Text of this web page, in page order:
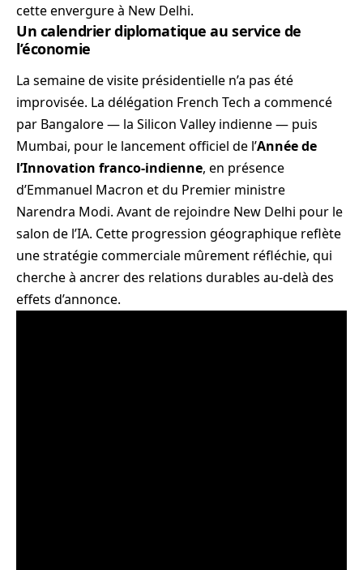
cette envergure à New Delhi.
Un calendrier diplomatique au service de
l’économie
La semaine de visite présidentielle n’a pas été
improvisée. La délégation French Tech a commencé
par Bangalore — la Silicon Valley indienne — puis
Mumbai, pour le lancement officiel de l’Année de
l’Innovation franco-indienne, en présence
d’Emmanuel Macron et du Premier ministre
Narendra Modi. Avant de rejoindre New Delhi pour le
salon de l’IA. Cette progression géographique reflète
une stratégie commerciale mûrement réfléchie, qui
cherche à ancrer des relations durables au-delà des
effets d’annonce.